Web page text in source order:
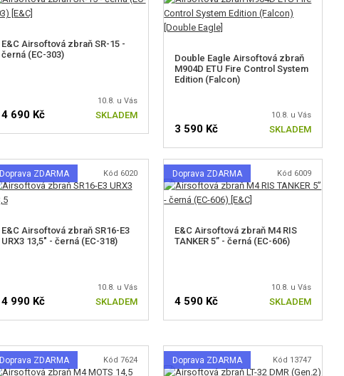
E&C Airsoftová zbraň SR-15 -
černá (EC-303)
10.8. u Vás
4 690 Kč SKLADEM
Double Eagle Airsoftová zbraň
M904D ETU Fire Control System
Edition (Falcon)
10.8. u Vás
3 590 Kč SKLADEM
Doprava ZDARMA Kód 6020
E&C Airsoftová zbraň SR16-E3
URX3 13,5" - černá (EC-318)
10.8. u Vás
4 990 Kč SKLADEM
Doprava ZDARMA Kód 6009
E&C Airsoftová zbraň M4 RIS
TANKER 5” - černá (EC-606)
10.8. u Vás
4 590 Kč SKLADEM
Doprava ZDARMA Kód 7624 Doprava ZDARMA Kód 13747